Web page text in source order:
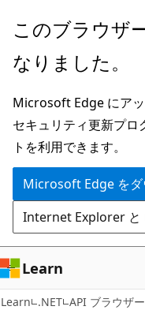
メ
ン
ン
テ
ン
ツ
に
ス
キ
ッ
プ
ペ
ジ
ナ
ビ
ゲ
ー
シ
ョ
ン
に
ス
キ
このブラウザ
なりました。
Microsoft Edge にアッ
セキュリティ更新プロ
トを利用できます。
Microsoft Edge をダ
Internet Explorer と
Learn
Learn .NET API ブラウザー